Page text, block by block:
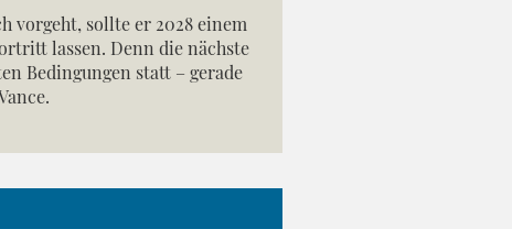
vorgeht, sollte er 2028 einem
lassen. Denn die nächste
Bedingungen statt – gerade